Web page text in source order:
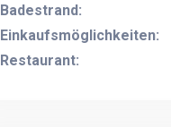
Badestrand:
Einkaufsmöglichkeiten:
Restaurant: